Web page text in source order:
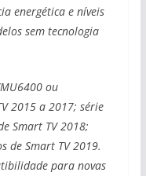
energética e níveis
sem tecnologia
ou
2015 a 2017; série
Smart TV 2018;
de Smart TV 2019.
para novas